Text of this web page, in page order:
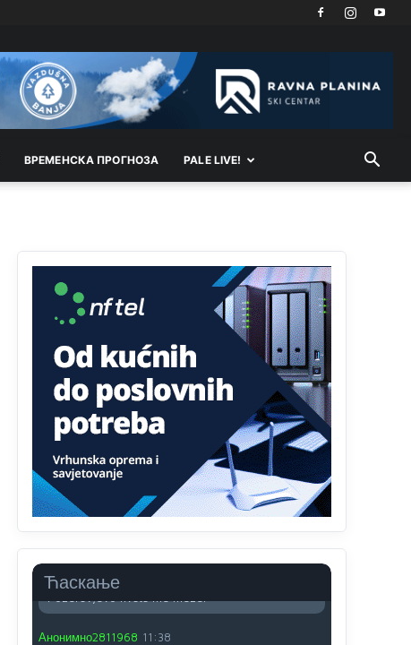
ВРEМEНСКА ПРОГНОЗА PALE LIVE!
Ћаскање
Анонимно2806721 јуче 2:27
Kuniocu ide q u guz...
Анонимно2808843
reconquista
vjeka,neko rece za Radovana i Ratka kaki su oni
srbi...i poce dalje da besjedi znam ja dobro sta je
bilo u Ag-ci...
Анонимно2810587
Proguglajte
Анонимно2810587 11:21
O kako su cudni lvi ljudi,uzeli bi sve da mogu...a
ja srce svima fajem,radujem se tudjoj sreci.I ko
ima i ko nema na iso ce mjesto leci!
Анонимно2810587
Nije u svijetu problem,nahraniti siromasnd,kako
nahraniti bogate!?
Анонимно2810587
Анонимно2811968 11:38